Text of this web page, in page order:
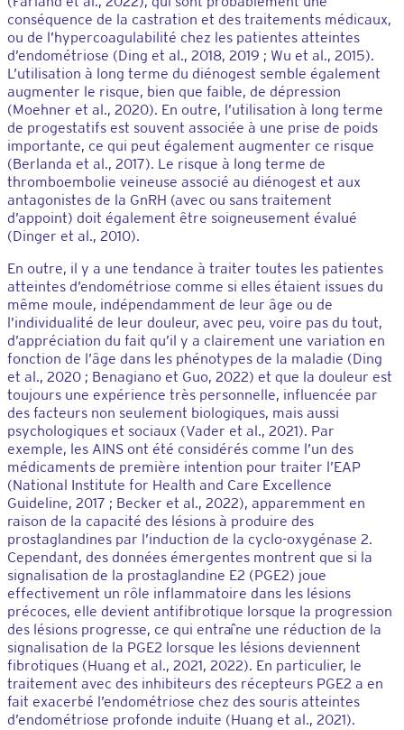
conséquence de la castration et des traitements médicaux,
ou de l’hypercoagulabilité chez les patientes atteintes
d’endométriose (Ding et al., 2018, 2019 ; Wu et al., 2015).
L’utilisation à long terme du diénogest semble également
augmenter le risque, bien que faible, de dépression
(Moehner et al., 2020). En outre, l’utilisation à long terme
de progestatifs est souvent associée à une prise de poids
importante, ce qui peut également augmenter ce risque
(Berlanda et al., 2017). Le risque à long terme de
thromboembolie veineuse associé au diénogest et aux
antagonistes de la GnRH (avec ou sans traitement
d’appoint) doit également être soigneusement évalué
(Dinger et al., 2010).
En outre, il y a une tendance à traiter toutes les patientes
atteintes d’endométriose comme si elles étaient issues du
même moule, indépendamment de leur âge ou de
l’individualité de leur douleur, avec peu, voire pas du tout,
d’appréciation du fait qu’il y a clairement une variation en
fonction de l’âge dans les phénotypes de la maladie (Ding
et al., 2020 ; Benagiano et Guo, 2022) et que la douleur est
toujours une expérience très personnelle, influencée par
des facteurs non seulement biologiques, mais aussi
psychologiques et sociaux (Vader et al., 2021). Par
exemple, les AINS ont été considérés comme l’un des
médicaments de première intention pour traiter l’EAP
(National Institute for Health and Care Excellence
Guideline, 2017 ; Becker et al., 2022), apparemment en
raison de la capacité des lésions à produire des
prostaglandines par l’induction de la cyclo-oxygénase 2.
Cependant, des données émergentes montrent que si la
signalisation de la prostaglandine E2 (PGE2) joue
effectivement un rôle inflammatoire dans les lésions
précoces, elle devient antifibrotique lorsque la progression
des lésions progresse, ce qui entraîne une réduction de la
signalisation de la PGE2 lorsque les lésions deviennent
fibrotiques (Huang et al., 2021, 2022). En particulier, le
traitement avec des inhibiteurs des récepteurs PGE2 a en
fait exacerbé l’endométriose chez des souris atteintes
d’endométriose profonde induite (Huang et al., 2021).